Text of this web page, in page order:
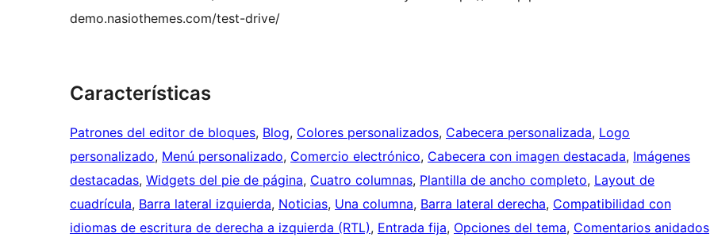
demo.nasiothemes.com/test-drive/
Características
Patrones del editor de bloques, Blog, Colores personalizados, Cabecera personalizada, Logo
personalizado, Menú personalizado, Comercio electrónico, Cabecera con imagen destacada, Imágenes
destacadas, Widgets del pie de página, Cuatro columnas, Plantilla de ancho completo, Layout de
cuadrícula, Barra lateral izquierda, Noticias, Una columna, Barra lateral derecha, Compatibilidad con
idiomas de escritura de derecha a izquierda (RTL), Entrada fija, Opciones del tema, Comentarios anidados